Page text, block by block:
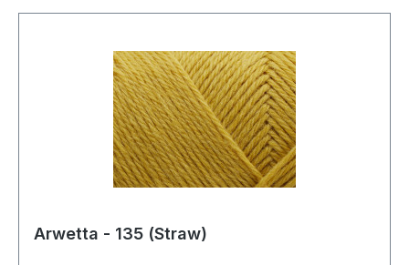
Arwetta - 135 (Straw)